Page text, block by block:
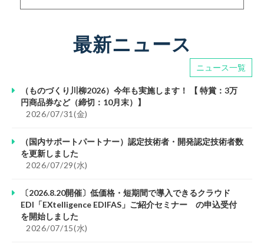
最新ニュース
ニュース一覧
（ものづくり川柳2026）今年も実施します！ 【 特賞：3万
円商品券など（締切：10月末）】
（国内サポートパートナー）認定技術者・開発認定技術者数
を更新しました
〔2026.8.20開催〕低価格・短期間で導入できるクラウド
EDI「EXtelligence EDIFAS」ご紹介セミナー の申込受付
を開始しました